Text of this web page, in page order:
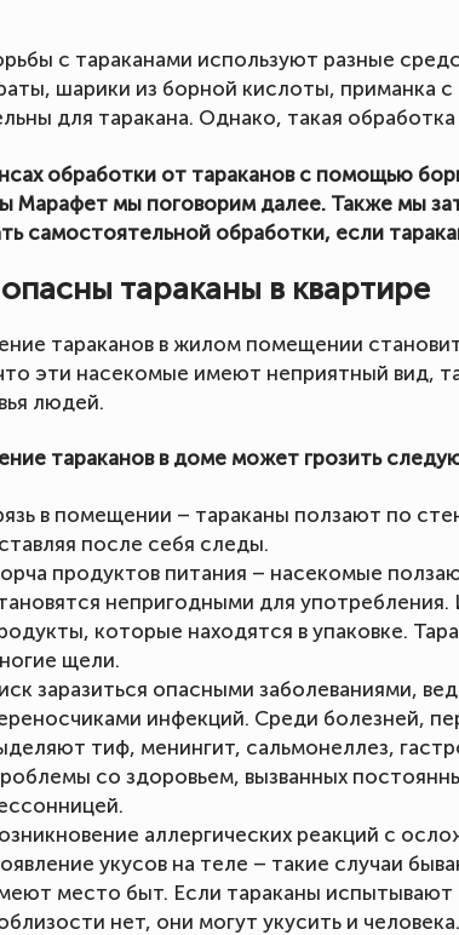
с тараканами используют разные
шарики из борной кислоты, приманка с
для таракана. Однако, такая
обработки от тараканов с помощью
Марафет мы поговорим далее. Также мы
самостоятельной обработки, если
тараканы в квартире
тараканов в жилом помещении
эти насекомые имеют неприятный вид,
людей.
тараканов в доме может грозить
в помещении – тараканы ползают по
после себя следы.
продуктов питания – насекомые
непригодными для
которые находятся в упаковке.
щели.
заразиться опасными заболеваниями,
инфекций. Среди болезней,
тиф, менингит, сальмонеллез,
со здоровьем, вызванных
аллергических реакций с
укусов на теле – такие случаи
место быт. Если тараканы испытывают
нет, они могут укусить и человека.